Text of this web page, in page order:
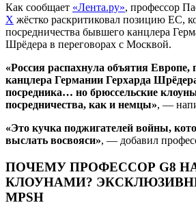
Как сообщает «Лента.ру», профессор
X жёстко раскритиковал позицию ЕС,
посредничества бывшего канцлера
Шрёдера в переговорах с Москвой.
«Россия распахнула объятия
канцлера Германии Герхарда
посредника… но брюссельские
посредничества, как и немцы», —
«Это кучка поджигателей войны,
выслать восвояси», — добавил
ПОЧЕМУ ПРОФЕССОР G8
КЛОУНАМИ?
MPSH